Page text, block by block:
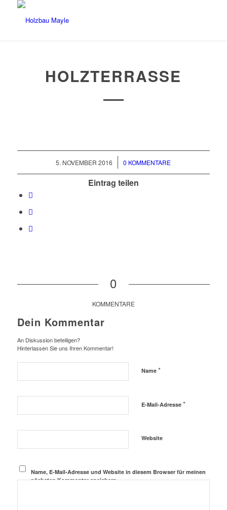
HOLZTERRASSE
5. NOVEMBER 2016
/ 0 KOMMENTARE
Eintrag teilen
0
KOMMENTARE
Dein Kommentar
An Diskussion beteiligen?
Hinterlassen Sie uns Ihren Kommentar!
Name *
E-Mail-Adresse *
Website
Name, E-Mail-Adresse und Website in diesem Browser für meinen
nächsten Kommentar speichern.